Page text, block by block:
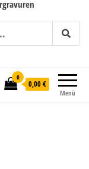
Menü
0
0,00 €